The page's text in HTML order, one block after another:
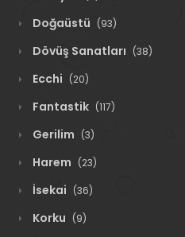
Doğaüstü (93)
Dövüş Sanatları (38)
Ecchi (20)
Fantastik (117)
Gerilim (3)
Harem (23)
İsekai (36)
Korku (9)